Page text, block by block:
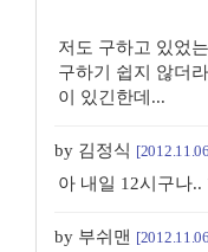
저도 구하고 있었
구하기 쉽지 않더
이 있긴한데...
by 김정식
아 내일 12시구나
by 부쉬맨